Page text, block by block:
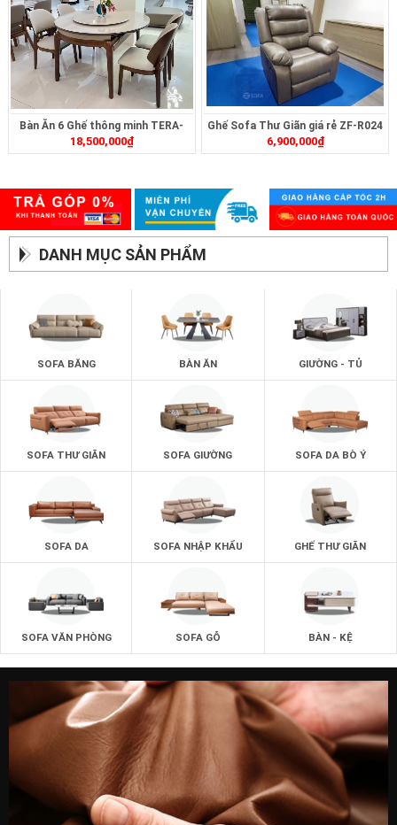
Bàn Ăn 6 Ghế thông minh TERA-
477
18,500,000₫
Ghế Sofa Thư Giãn giá rẻ ZF-R024
6,900,000₫
DANH MỤC SẢN PHẨM
SOFA BĂNG BÀN ĂN GIƯỜNG - TỦ
SOFA THƯ GIÃN SOFA GIƯỜNG SOFA DA BÒ Ý
SOFA DA SOFA NHẬP KHẨU GHẾ THƯ GIÃN
SOFA VĂN PHÒNG SOFA GỖ BÀN - KỆ